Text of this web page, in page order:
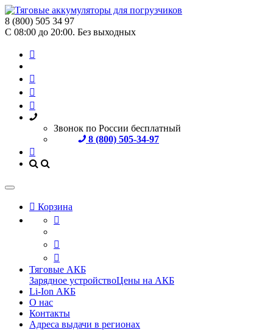
8 (800) 505 34 97
С 08:00 до 20:00. Без выходных
Звонок по России бесплатный
8 (800) 505-34-97
Корзина
Тяговые АКБ
Зарядное устройствоЦены на АКБ
Li-Ion АКБ
О нас
Контакты
Адреса выдачи в регионах